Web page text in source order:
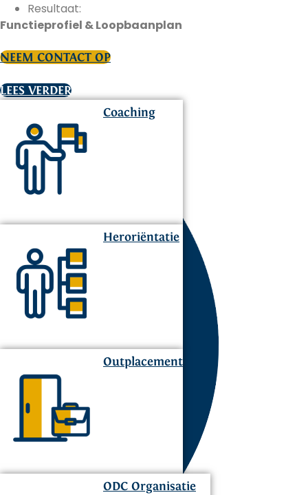
Resultaat:
Functieprofiel & Loopbaanplan
NEEM CONTACT OP
LEES VERDER
Coaching
Heroriëntatie
Outplacement
ODC Organisatie